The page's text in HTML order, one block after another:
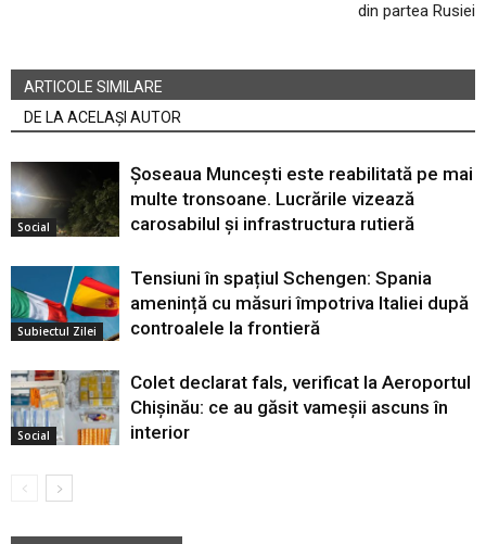
din partea Rusiei
ARTICOLE SIMILARE
DE LA ACELAȘI AUTOR
Social
Șoseaua Muncești este reabilitată pe mai
multe tronsoane. Lucrările vizează
carosabilul și infrastructura rutieră
Subiectul Zilei
Tensiuni în spațiul Schengen: Spania
amenință cu măsuri împotriva Italiei după
controalele la frontieră
Social
Colet declarat fals, verificat la Aeroportul
Chișinău: ce au găsit vameșii ascuns în
interior